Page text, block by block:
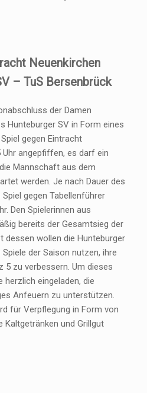
Neuenkirchen
– TuS Bersenbrück
der Damen
Hunteburger SV in Form eines
gegen Eintracht
angepfiffen, es darf ein
Mannschaft aus dem
werden. Je nach Dauer des
gegen Tabellenführer
Den Spielerinnen aus
bereits der Gesamtsieg der
dessen wollen die Hunteburger
der Saison nutzen, ihre
5 zu verbessern. Um dieses
herzlich eingeladen, die
Anfeuern zu unterstützen.
für Verpflegung in Form von
und Grillgut